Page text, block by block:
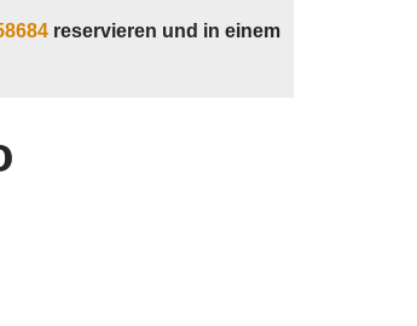
reservieren und in einem